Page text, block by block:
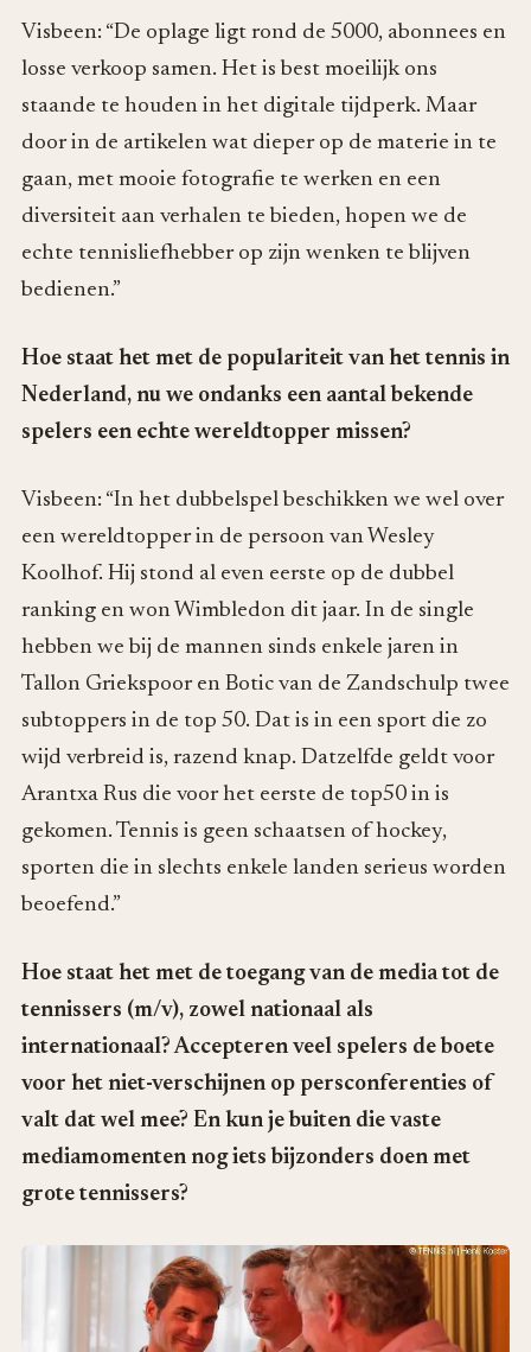
Visbeen: “De oplage ligt rond de 5000, abonnees en
losse verkoop samen. Het is best moeilijk ons
staande te houden in het digitale tijdperk. Maar
door in de artikelen wat dieper op de materie in te
gaan, met mooie fotografie te werken en een
diversiteit aan verhalen te bieden, hopen we de
echte tennisliefhebber op zijn wenken te blijven
bedienen.”
Hoe staat het met de populariteit van het tennis in
Nederland, nu we ondanks een aantal bekende
spelers een echte wereldtopper missen?
Visbeen: “In het dubbelspel beschikken we wel over
een wereldtopper in de persoon van Wesley
Koolhof. Hij stond al even eerste op de dubbel
ranking en won Wimbledon dit jaar. In de single
hebben we bij de mannen sinds enkele jaren in
Tallon Griekspoor en Botic van de Zandschulp twee
subtoppers in de top 50. Dat is in een sport die zo
wijd verbreid is, razend knap. Datzelfde geldt voor
Arantxa Rus die voor het eerste de top50 in is
gekomen. Tennis is geen schaatsen of hockey,
sporten die in slechts enkele landen serieus worden
beoefend.”
Hoe staat het met de toegang van de media tot de
tennissers (m/v), zowel nationaal als
internationaal? Accepteren veel spelers de boete
voor het niet-verschijnen op persconferenties of
valt dat wel mee? En kun je buiten die vaste
mediamomenten nog iets bijzonders doen met
grote tennissers?